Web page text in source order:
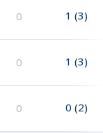
0 1 (3)
0 1 (3)
0 0 (2)